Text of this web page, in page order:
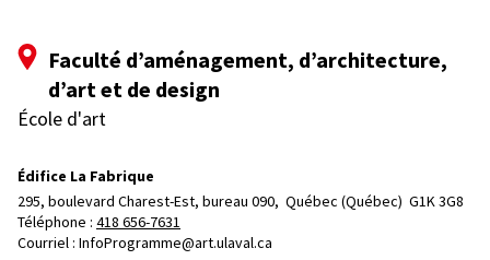
Faculté d’aménagement, d’architecture,
d’art et de design
École d'art
Édifice La Fabrique
295, boulevard Charest-Est, bureau 090, Québec (Québec)  G1K 3G8
Téléphone : 418 656-7631
Courriel : InfoProgramme@art.ulaval.ca